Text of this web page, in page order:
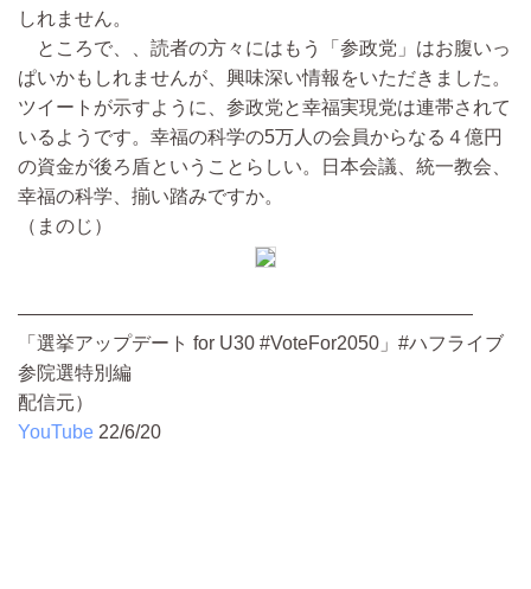
しれません。
ところで、、読者の方々にはもう「参政党」はお腹いっ
ぱいかもしれませんが、興味深い情報をいただきました。
ツイートが示すように、参政党と幸福実現党は連帯されて
いるようです。幸福の科学の5万人の会員からなる４億円
の資金が後ろ盾ということらしい。日本会議、統一教会、
幸福の科学、揃い踏みですか。
（まのじ）
————————————————————————
「選挙アップデート for U30 #VoteFor2050」#ハフライブ
参院選特別編
配信元）
YouTube 22/6/20